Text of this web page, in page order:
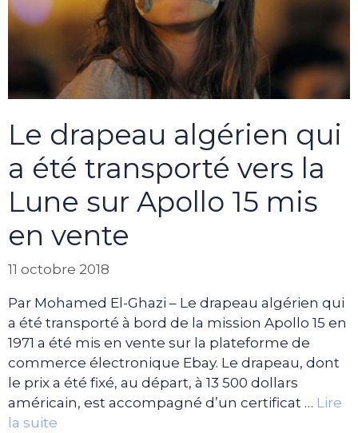
Le drapeau algérien qui
a été transporté vers la
Lune sur Apollo 15 mis
en vente
11 octobre 2018
Par Mohamed El-Ghazi – Le drapeau algérien qui
a été transporté à bord de la mission Apollo 15 en
1971 a été mis en vente sur la plateforme de
commerce électronique Ebay. Le drapeau, dont
le prix a été fixé, au départ, à 13 500 dollars
américain, est accompagné d’un certificat … Lire
la suite